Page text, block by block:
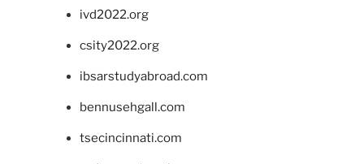
ivd2022.org
csity2022.org
ibsarstudyabroad.com
bennusehgall.com
tsecincinnati.com